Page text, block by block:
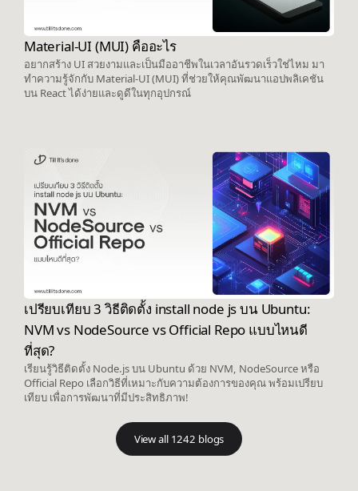
Material-UI (MUI) คืออะไร
อยากสร้าง UI สวยงามและเป็นมืออาชีพในเวลาอันรวดเร็วใช่ไหม มา
ทำความรู้จักกับ Material-UI (MUI) ที่ช่วยให้คุณพัฒนาแอปพลิเคชัน
บน React ได้ง่ายและดูดีในทุกอุปกรณ์
เปรียบเทียบ 3 วิธีติดตั้ง install node js บน Ubuntu:
NVM vs NodeSource vs Official Repo แบบไหนดี
ที่สุด?
เรียนรู้วิธีติดตั้ง Node.js บน Ubuntu ด้วย NVM, NodeSource หรือ
Official Repo เลือกวิธีที่เหมาะกับความต้องการของคุณ พร้อมเปรียบ
เทียบ เพื่อการพัฒนาที่มีประสิทธิภาพ!
View all 1242 blogs